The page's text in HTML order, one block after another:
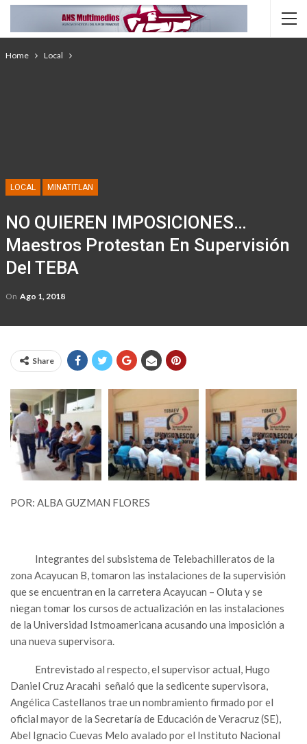
Home Local
LOCAL MINATITLAN
NO QUIEREN IMPOSICIONES…
Maestros Protestan En Supervisión
Del TEBA
On Ago 1, 2018
Share
POR: ALBA GUZMAN FLORES
Integrantes del subsistema de Telebachilleratos de la
zona Acayucan B, tomaron las instalaciones de la supervisión
que se encuentran en la carretera Acayucan – Oluta y se
niegan tomar los cursos de actualización en las instalaciones
de la Universidad Istmoamericana acusando una imposición a
una nueva supervisora.
Entrevistado al respecto, el supervisor actual, Hugo
Daniel Cruz Aracahi señaló que la sedicente supervisora,
Angélica Castellanos trae un nombramiento firmado por el
oficial mayor de la Secretaría de Educación de Veracruz (SE),
Abel Ignacio Cuevas Melo avalado por el Instituto Nacional